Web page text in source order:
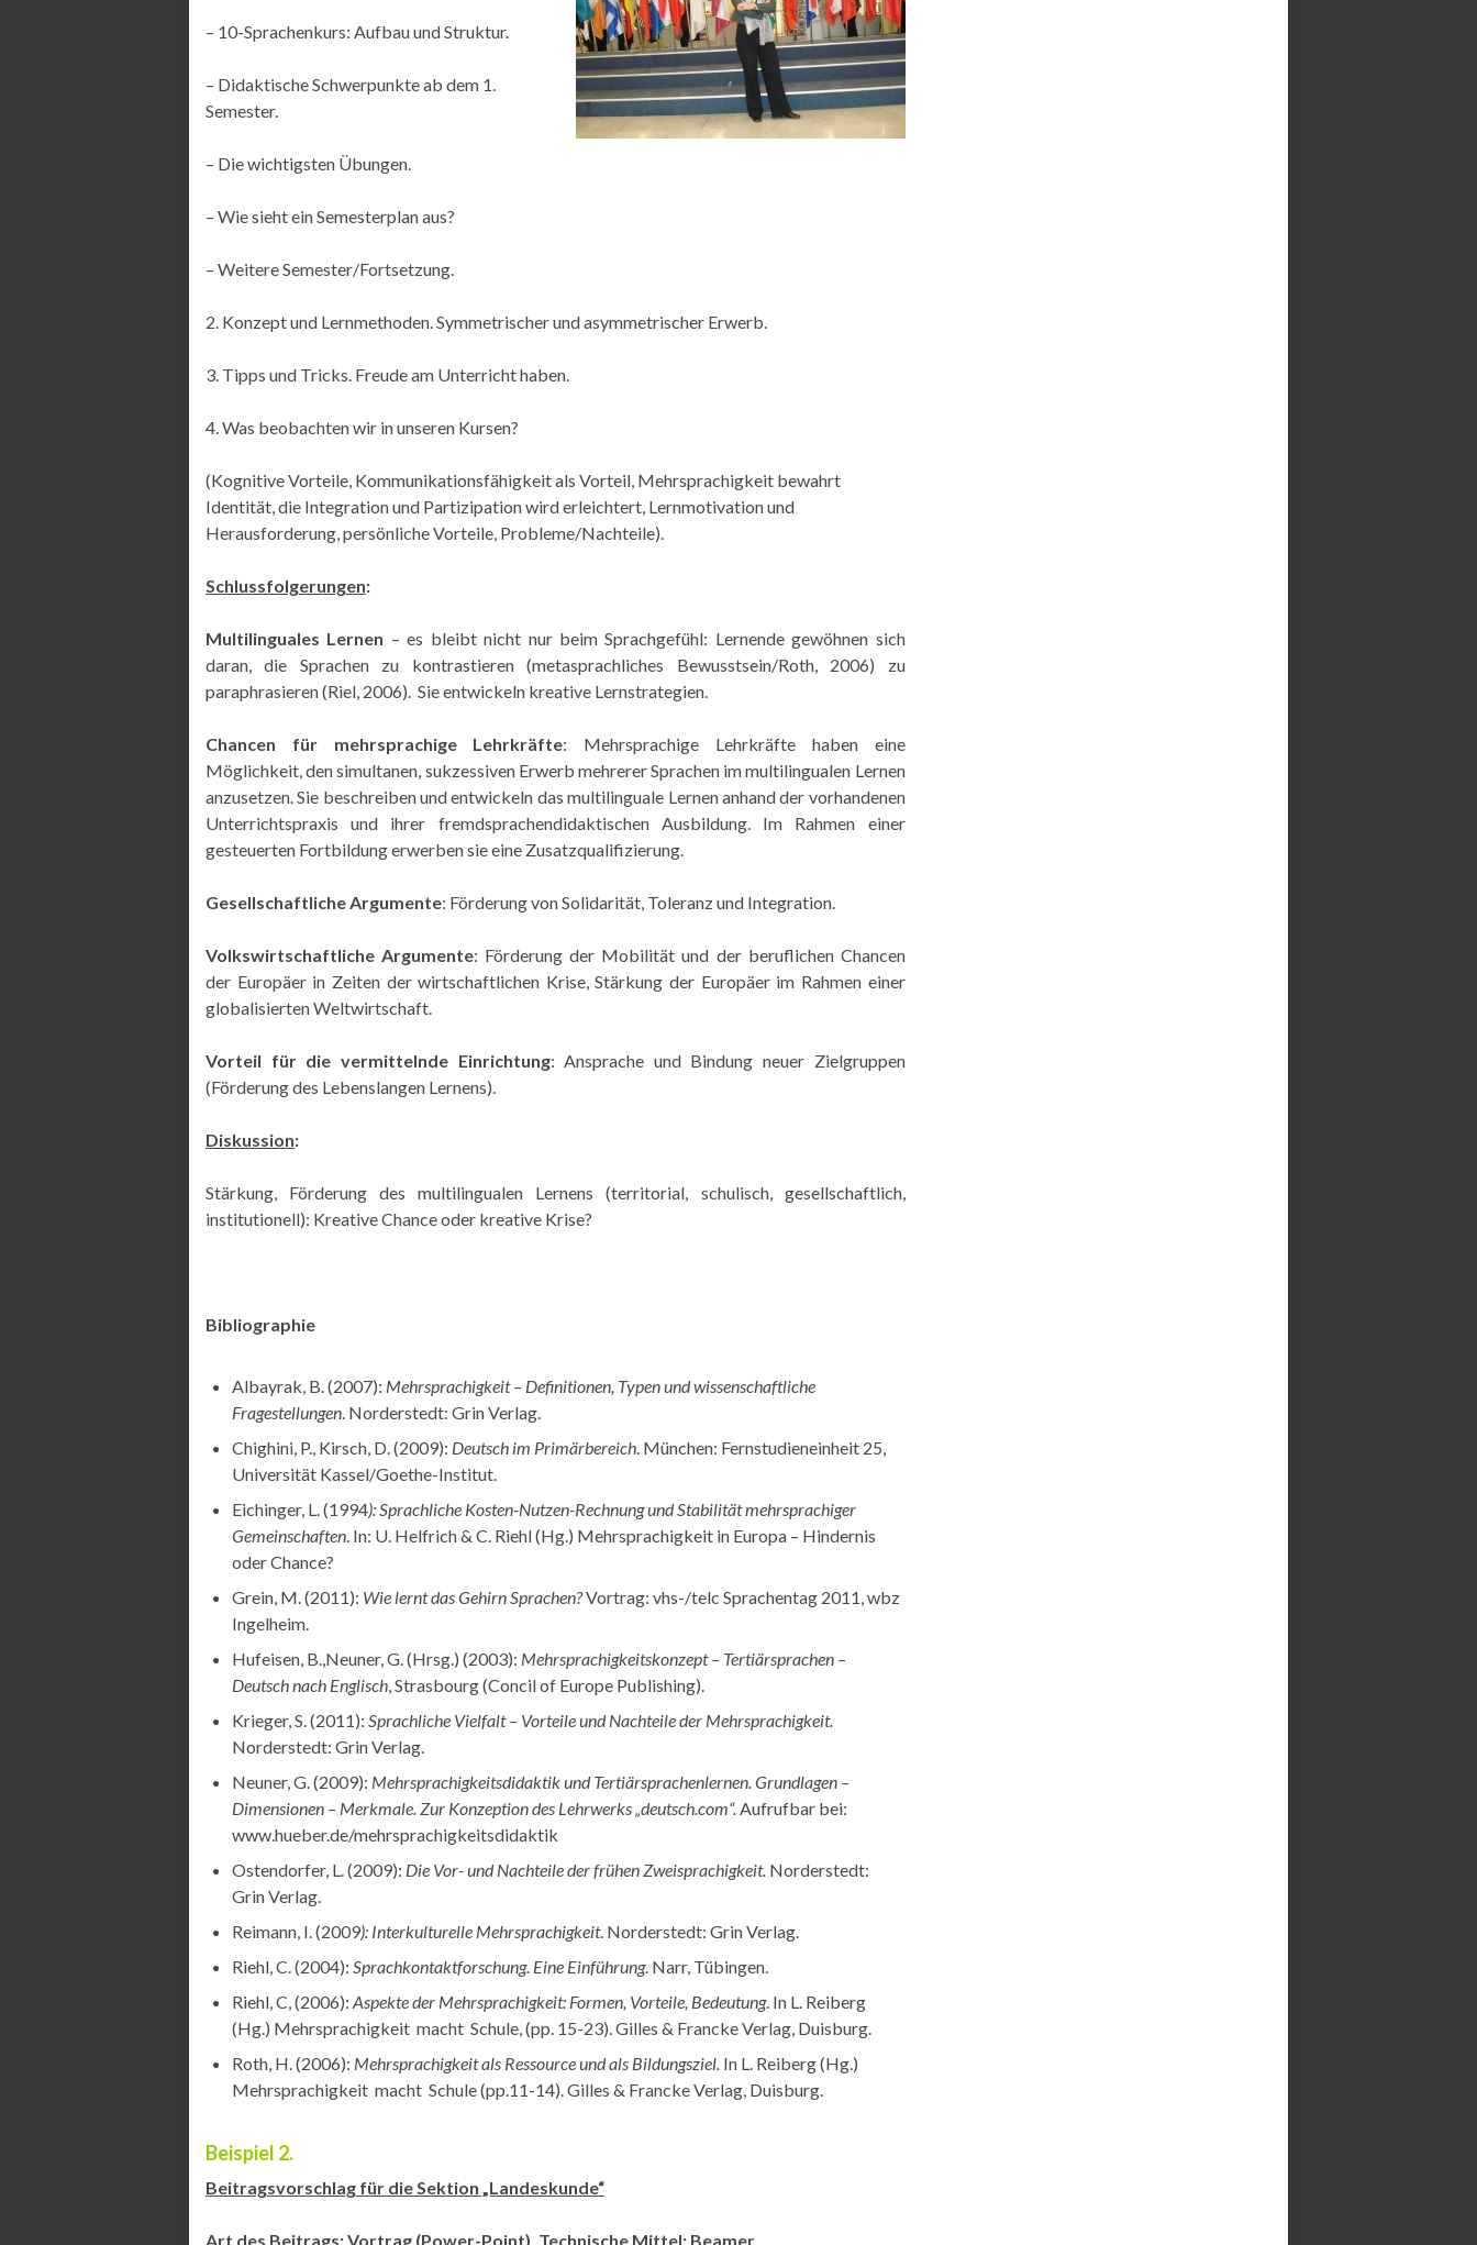
– 10-Sprachenkurs: Aufbau und Struktur.
– Didaktische Schwerpunkte ab dem 1.
Semester.
– Die wichtigsten Übungen.
– Wie sieht ein Semesterplan aus?
– Weitere Semester/Fortsetzung.
2. Konzept und Lernmethoden. Symmetrischer und asymmetrischer Erwerb.
3. Tipps und Tricks. Freude am Unterricht haben.
4. Was beobachten wir in unseren Kursen?
(Kognitive Vorteile, Kommunikationsfähigkeit als Vorteil, Mehrsprachigkeit bewahrt
Identität, die Integration und Partizipation wird erleichtert, Lernmotivation und
Herausforderung, persönliche Vorteile, Probleme/Nachteile).
Schlussfolgerungen:
Multilinguales Lernen – es bleibt nicht nur beim Sprachgefühl: Lernende gewöhnen sich
daran, die Sprachen zu kontrastieren (metasprachliches Bewusstsein/Roth, 2006) zu
paraphrasieren (Riel, 2006). Sie entwickeln kreative Lernstrategien.
Chancen für mehrsprachige Lehrkräfte: Mehrsprachige Lehrkräfte haben eine
Möglichkeit, den simultanen, sukzessiven Erwerb mehrerer Sprachen im multilingualen Lernen
anzusetzen. Sie beschreiben und entwickeln das multilinguale Lernen anhand der vorhandenen
Unterrichtspraxis und ihrer fremdsprachendidaktischen Ausbildung. Im Rahmen einer
gesteuerten Fortbildung erwerben sie eine Zusatzqualifizierung.
Gesellschaftliche Argumente: Förderung von Solidarität, Toleranz und Integration.
Volkswirtschaftliche Argumente: Förderung der Mobilität und der beruflichen Chancen
der Europäer in Zeiten der wirtschaftlichen Krise, Stärkung der Europäer im Rahmen einer
globalisierten Weltwirtschaft.
Vorteil für die vermittelnde Einrichtung: Ansprache und Bindung neuer Zielgruppen
(Förderung des Lebenslangen Lernens).
Diskussion:
Stärkung, Förderung des multilingualen Lernens (territorial, schulisch, gesellschaftlich,
institutionell): Kreative Chance oder kreative Krise?
Bibliographie
Albayrak, B. (2007): Mehrsprachigkeit – Definitionen, Typen und wissenschaftliche
Fragestellungen. Norderstedt: Grin Verlag.
Chighini, P., Kirsch, D. (2009): Deutsch im Primärbereich. München: Fernstudieneinheit 25,
Universität Kassel/Goethe-Institut.
Eichinger, L. (1994): Sprachliche Kosten-Nutzen-Rechnung und Stabilität mehrsprachiger
Gemeinschaften. In: U. Helfrich & C. Riehl (Hg.) Mehrsprachigkeit in Europa – Hindernis
oder Chance?
Grein, M. (2011): Wie lernt das Gehirn Sprachen?Vortrag: vhs-/telc Sprachentag 2011, wbz
Ingelheim.
Hufeisen, B.,Neuner, G. (Hrsg.) (2003): Mehrsprachigkeitskonzept – Tertiärsprachen –
Deutsch nach Englisch, Strasbourg (Concil of Europe Publishing).
Krieger, S. (2011): Sprachliche Vielfalt – Vorteile und Nachteile der Mehrsprachigkeit.
Norderstedt: Grin Verlag.
Neuner, G. (2009): Mehrsprachigkeitsdidaktik und Tertiärsprachenlernen. Grundlagen –
Dimensionen – Merkmale. Zur Konzeption des Lehrwerks „deutsch.com“.Aufrufbar bei:
www.hueber.de/mehrsprachigkeitsdidaktik
Ostendorfer, L. (2009): Die Vor- und Nachteile der frühen Zweisprachigkeit. Norderstedt:
Grin Verlag.
Reimann, I. (2009): Interkulturelle Mehrsprachigkeit. Norderstedt: Grin Verlag.
Riehl, C. (2004): Sprachkontaktforschung. Eine Einführung. Narr, Tübingen.
Riehl, C, (2006): Aspekte der Mehrsprachigkeit: Formen, Vorteile, Bedeutung. In L. Reiberg
(Hg.) Mehrsprachigkeit macht Schule, (pp. 15-23). Gilles & Francke Verlag, Duisburg.
Roth, H. (2006): Mehrsprachigkeit als Ressource und als Bildungsziel. In L. Reiberg (Hg.)
Mehrsprachigkeit macht Schule (pp.11-14). Gilles & Francke Verlag, Duisburg.
Beispiel 2.
Beitragsvorschlag für die Sektion „Landeskunde“
Art des Beitrags: Vortrag (Power-Point), Technische Mittel: Beamer